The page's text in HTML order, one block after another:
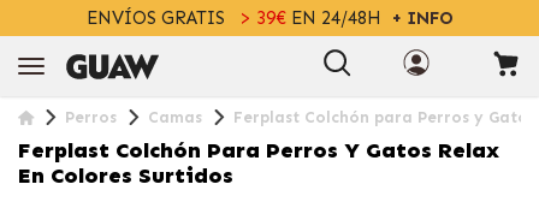
ENVÍOS GRATIS > 39€EN 24/48H + INFO
Perros Camas Ferplast Colchón para Perros y
Ferplast Colchón Para Perros Y Gatos Relax
En Colores Surtidos